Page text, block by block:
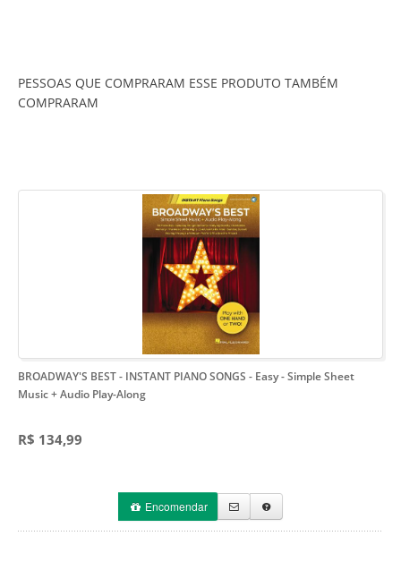
PESSOAS QUE COMPRARAM ESSE PRODUTO TAMBÉM
COMPRARAM
BROADWAY'S BEST - INSTANT PIANO SONGS - Easy- Simple Sheet
Music + Audio Play-Along
R$ 134,99
Encomendar